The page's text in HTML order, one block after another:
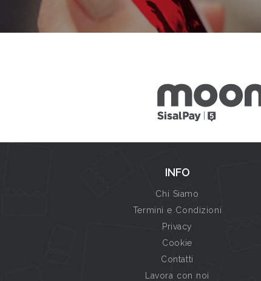
INFO
Chi Siamo
Termini e Condizioni
Privacy
Cookie
Contatti
Lavora con noi